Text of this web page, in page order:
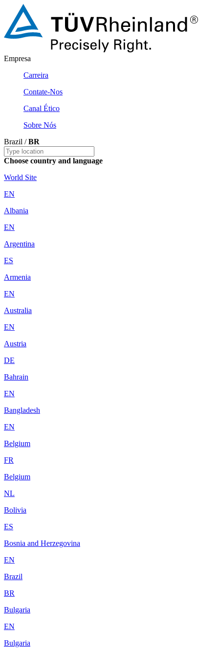
Empresa
Carreira
Contate-Nos
Canal Ético
Sobre Nós
Brazil /BR
Choose country and language
World Site
EN
Albania
EN
Argentina
ES
Armenia
EN
Australia
EN
Austria
DE
Bahrain
EN
Bangladesh
EN
Belgium
FR
Belgium
NL
Bolivia
ES
Bosnia and Herzegovina
EN
Brazil
BR
Bulgaria
EN
Bulgaria